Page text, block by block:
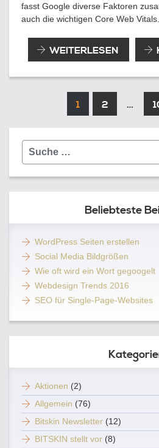
fasst Google diverse Faktoren
auch die wichtigen Core Web Vitals.
PAGE
EXPERIENCE:
NEUER
GOOGLE
WEITERLESEN
Seitennummerierung
Beiträge
SEITE
1 SEITE
2 …
Beliebteste
WordPress Seiten erstellen
Social Media Bildgrößen
Wie oft wird ein Wort gegoogelt
Webdesign Trends 2016
SEO für Single-Page-Websites
Aktionen (2)
Allgemein (76)
Bitskin Newsletter (12)
BITSKIN stellt vor (8)